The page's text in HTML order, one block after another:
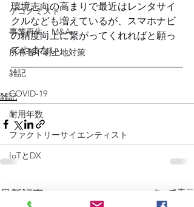
ゲコノミスト
事業再生・M&A
所有者不明土地対策
雑記
COVID-19
耐用年数
ファクトリーサイエンティスト
IoTとDX
環境志向の高まりで最近はレンタサイ
クルなども増えているが、スマホナビ
の精度向上に繋がってくれればと願っ
てやまない。
雑記
最新記事 すべて表示